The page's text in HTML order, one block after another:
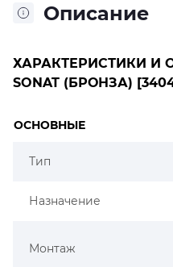
Описание
ХАРАКТЕРИСТИКИ И
SONAT (БРОНЗА)
ОСНОВНЫЕ
Тип
Назначение
Монтаж